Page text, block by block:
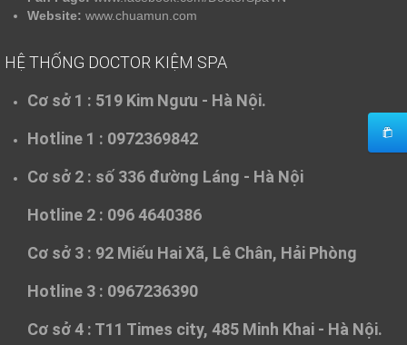
Website: www.chuamun.com
HỆ THỐNG DOCTOR KIỆM SPA
Cơ sở 1 : 519 Kim Ngưu - Hà Nội.
Hotline 1 : 0972369842
Cơ sở 2 : số 336 đường Láng - Hà Nội
Hotline 2 : 096 4640386
Cơ sở 3 : 92 Miếu Hai Xã, Lê Chân, Hải Phòng
Hotline 3 : 0967236390
Cơ sở 4 : T11 Times city, 485 Minh Khai - Hà Nội.